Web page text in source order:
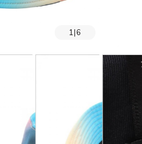
1 |6